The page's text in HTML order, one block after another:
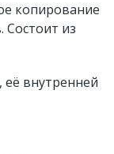
копирование
Состоит из
внутренней